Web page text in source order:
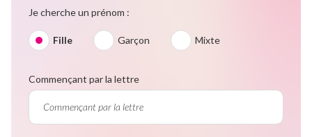
Je cherche un prénom :
Fille Garçon Mixte
Commençant par la lettre